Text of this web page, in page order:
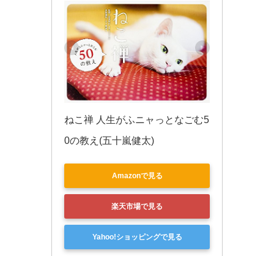
ねこ禅 人生がふニャっとなごむ5
0の教え(五十嵐健太)
Amazonで見る
楽天市場で見る
Yahoo!ショッピングで見る